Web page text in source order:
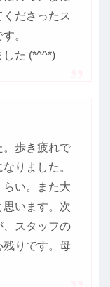
ださったス
。
した (*^^*)
。歩き疲れで
りました。
い。また大
思います。次
、スタッフの
残りです。母